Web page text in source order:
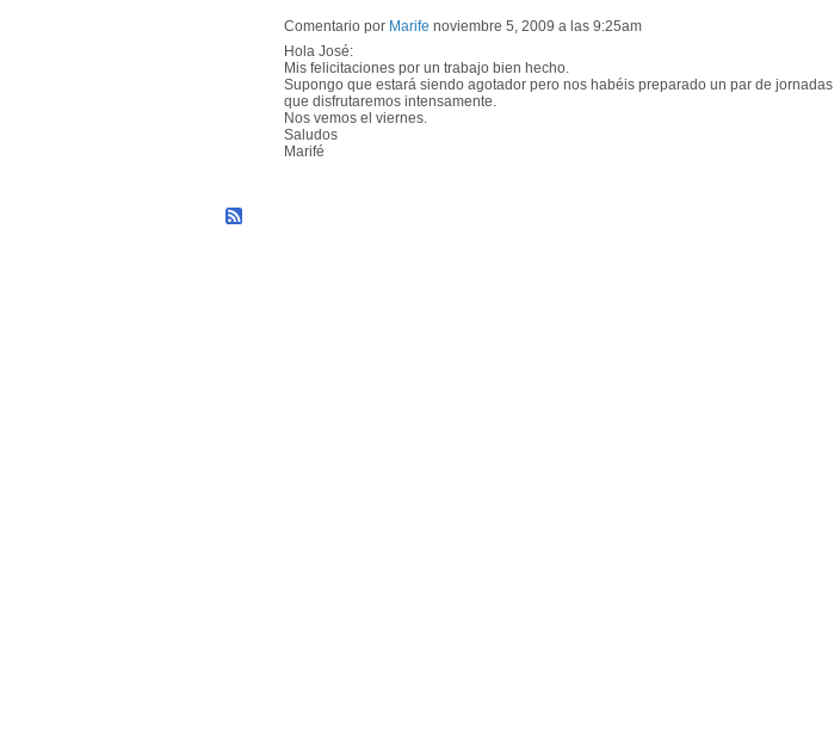
Comentario por Marife noviembre 5, 2009 a las 9:25am
Hola José:
Mis felicitaciones por un trabajo bien hecho.
Supongo que estará siendo agotador pero nos habéis preparado un par de jornadas
que disfrutaremos intensamente.
Nos vemos el viernes.
Saludos
Marifé